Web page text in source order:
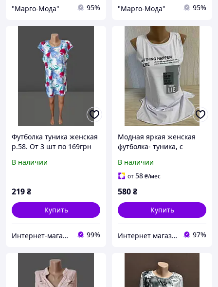
"Марго-Мода" 95% "Марго-Мода" 95%
Футболка туника женская
р.58. От 3 шт по 169грн
В наличии
219₴
Купить
Интернет-магазин "Задарма" 99%
Модная яркая женская
футболка- туника, с
,р 46-50, оверсайз
В наличии
от58₴/мес
580₴
Купить
Интернет магазин Zheneva 97%